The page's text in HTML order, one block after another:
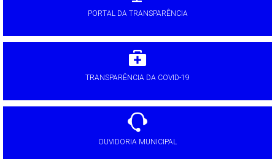
PORTAL DA TRANSPARÊNCIA
TRANSPARÊNCIA DA COVID-19
OUVIDORIA MUNICIPAL